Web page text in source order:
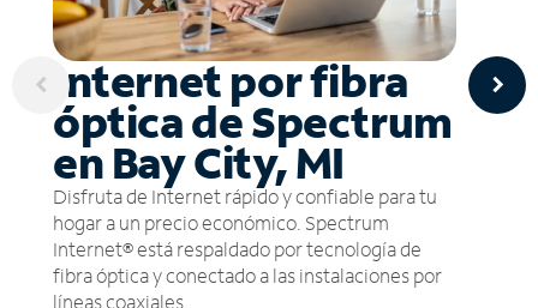
Internet por fibra
óptica de Spectrum
en Bay City, MI
Disfruta de Internet rápido y confiable para tu
hogar a un precio económico. Spectrum
Internet® está respaldado por tecnología de
fibra óptica y conectado a las instalaciones por
líneas coaxiales.